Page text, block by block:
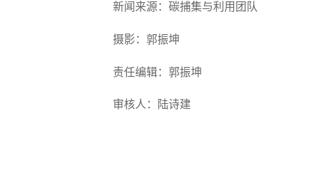
新闻来源：碳捕集与利用团队
摄影：郭振坤
责任编辑：郭振坤
审核人：陆诗建